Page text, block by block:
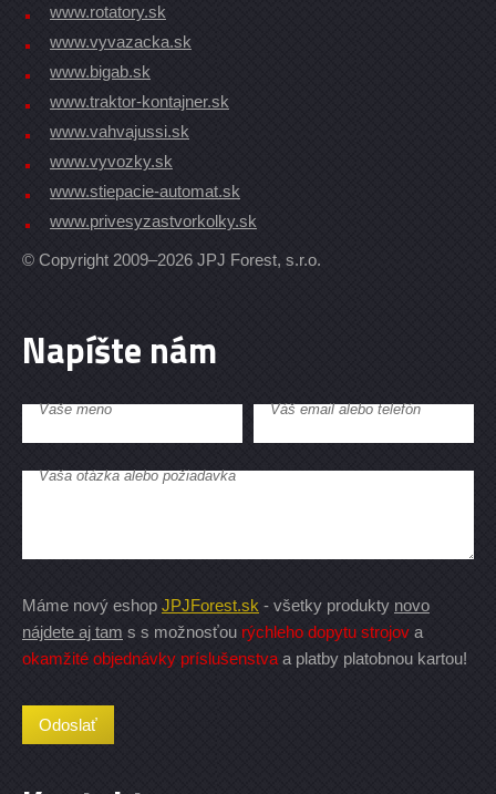
www.rotatory.sk
www.vyvazacka.sk
www.bigab.sk
www.traktor-kontajner.sk
www.vahvajussi.sk
www.vyvozky.sk
www.stiepacie-automat.sk
www.privesyzastvorkolky.sk
© Copyright 2009–2026 JPJ Forest, s.r.o.
Napíšte nám
Vaše meno Váš email alebo telefón
Vaša otázka alebo požiadavka
Máme nový eshop JPJForest.sk - všetky produkty novo
nájdete aj tam s s možnosťou rýchleho dopytu strojov a
okamžité objednávky príslušenstva a platby platobnou kartou!